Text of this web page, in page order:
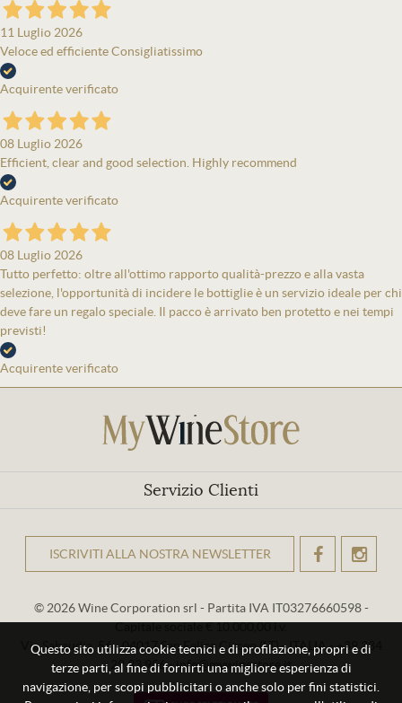
11 Luglio 2026
Veloce ed efficiente Consigliatissimo
Acquirente verificato
08 Luglio 2026
Efficient, clear and good selection. Highly recommend
Acquirente verificato
08 Luglio 2026
Tutto perfetto: oltre all'ottimo rapporto qualità-prezzo e alla vasta
selezione, l'opportunità di incidere le bottiglie è un servizio ideale per chi
deve fare un regalo speciale. Il pacco è arrivato ben protetto e nei tempi
previsti!
Acquirente verificato
Servizio Clienti
Questo sito utilizza cookie tecnici e di profilazione, propri e di
terze parti, al fine di fornirti una migliore esperienza di
navigazione, per scopi pubblicitari o anche solo per fini statistici.
ISCRIVITI ALLA NOSTRA NEWSLETTEROK
© 2026 Wine Corporation srl - Partita IVA IT03276660598 -
Capitale sociale € 10.000,00 i.v.
Via Sabaudia, 56 - 04017 San Felice Circeo (LT) - ITALIA - +39 334
29 93 956 - info@mywinestore.it